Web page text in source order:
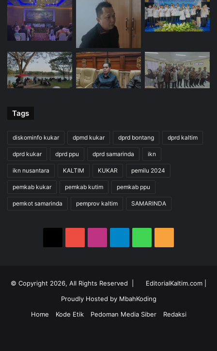
Tags
diskominfo kukar dpmd kukar dprd bontang dprd kaltim
dprd kukar dprd ppu dprd samarinda ikn
ikn nusantara KALTIM KUKAR pemilu 2024
pemkab kukar pemkab kutim pemkab ppu
pemkot samarinda pemprov kaltim SAMARINDA
© Copyright 2026, All Rights Reserved | EditorialKaltim.com
Proudly Hosted by MbahKoding
Home
Kode Etik Pedoman Media Siber Redaksi